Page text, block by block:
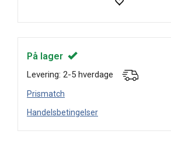
På lager
Levering: 2-5 hverdage
Prismatch
Handelsbetingelser